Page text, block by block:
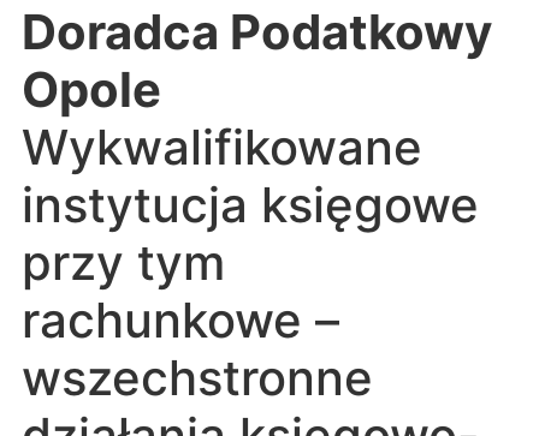
Doradca Podatkowy
Opole
Wykwalifikowane
instytucja księgowe
przy tym
rachunkowe –
wszechstronne